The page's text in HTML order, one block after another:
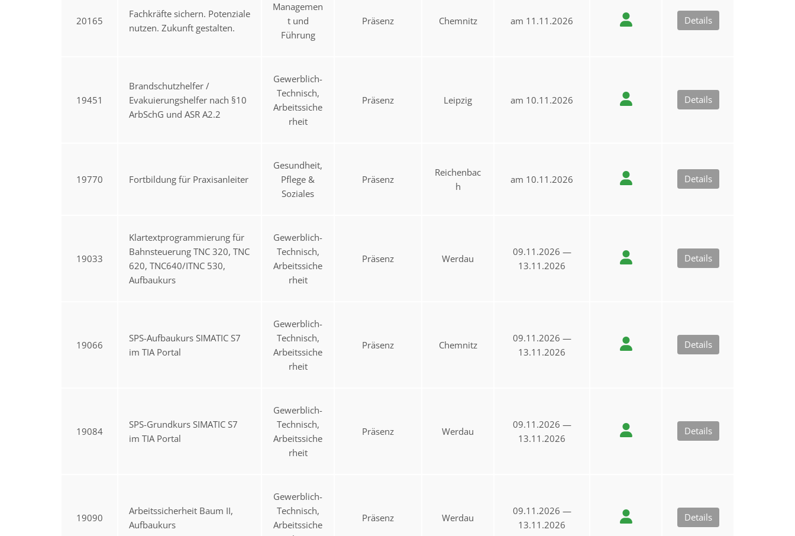
20165
Fachkräfte sichern. Potenziale
nutzen. Zukunft gestalten.
Managemen
t und
Führung
Präsenz Chemnitz am 11.11.2026 Details
19451
Brandschutzhelfer /
Evakuierungshelfer nach §10
ArbSchG und ASR A2.2
Gewerblich-
Technisch,
Arbeitssiche
rheit
Präsenz Leipzig am 10.11.2026 Details
19770 Fortbildung für Praxisanleiter
Gesundheit,
Pflege &
Soziales
Präsenz
Reichenbac
h
am 10.11.2026 Details
19033
Klartextprogrammierung für
Bahnsteuerung TNC 320, TNC
620, TNC640/ITNC 530,
Aufbaukurs
Gewerblich-
Technisch,
Arbeitssiche
rheit
Präsenz Werdau
09.11.2026 —
13.11.2026
Details
19066
SPS-Aufbaukurs SIMATIC S7
im TIA Portal
Gewerblich-
Technisch,
Arbeitssiche
rheit
Präsenz Chemnitz
09.11.2026 —
13.11.2026
Details
19084
SPS-Grundkurs SIMATIC S7
im TIA Portal
Gewerblich-
Technisch,
Arbeitssiche
rheit
Präsenz Werdau
09.11.2026 —
13.11.2026
Details
19090
Arbeitssicherheit Baum II,
Aufbaukurs
Gewerblich-
Technisch,
Arbeitssiche
Präsenz Werdau
09.11.2026 —
13.11.2026
Details